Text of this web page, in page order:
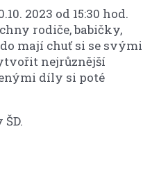
2023 od 15:30 hod.
rodiče, babičky,
mají chuť si se svými
nejrůznější
díly si poté